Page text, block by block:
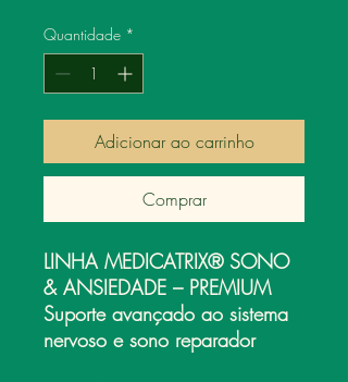
Quantidade *
Adicionar ao carrinho
Comprar
LINHA MEDICATRIX® SONO
& ANSIEDADE – PREMIUM
Suporte avançado ao sistema
nervoso e sono reparador